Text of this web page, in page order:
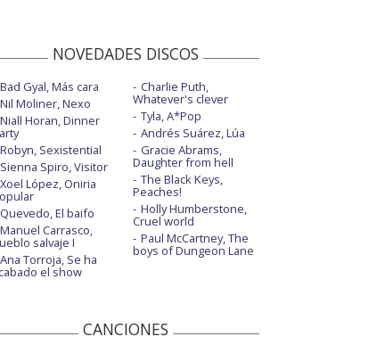
NOVEDADES DISCOS
Bad Gyal, Más cara
Nil Moliner, Nexo
Niall Horan, Dinner
Robyn, Sexistential
Sienna Spiro, Visitor
Xoel López, Oniria
Quevedo, El baifo
Manuel Carrasco,
salvaje I
Ana Torroja, Se ha
el show
Charlie Puth,
Whatever's clever
Tyla, A*Pop
Andrés Suárez, Lúa
Gracie Abrams,
Daughter from hell
The Black Keys,
Peaches!
Holly Humberstone,
Cruel world
Paul McCartney, The
boys of Dungeon Lane
CANCIONES